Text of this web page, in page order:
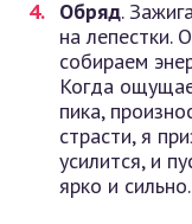
Обряд.
на лепестки.
собираем
Когда
пика,
страсти, я
усилится, и
ярко и